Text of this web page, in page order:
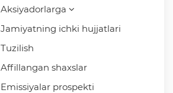
Aksiyadorlarga
Jamiyatning ichki hujjatlari
Tuzilish
Affillangan shaxslar
Emissiyalar prospekti